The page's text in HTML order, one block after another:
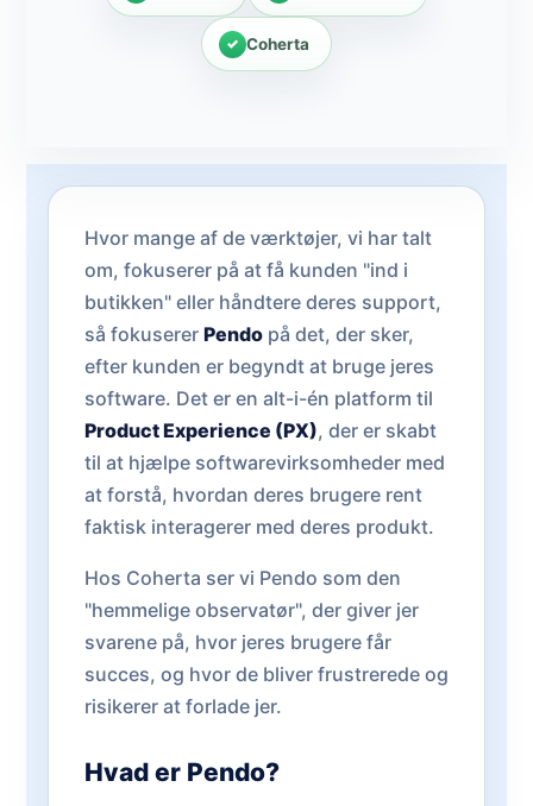
Coherta
Hvor mange af de værktøjer, vi har talt
om, fokuserer på at få kunden "ind i
butikken" eller håndtere deres support,
så fokuserer Pendo på det, der sker,
efter kunden er begyndt at bruge jeres
software. Det er en alt-i-én platform til
Product Experience (PX), der er skabt
til at hjælpe softwarevirksomheder med
at forstå, hvordan deres brugere rent
faktisk interagerer med deres produkt.
Hos Coherta ser vi Pendo som den
"hemmelige observatør", der giver jer
svarene på, hvor jeres brugere får
succes, og hvor de bliver frustrerede og
risikerer at forlade jer.
Hvad er Pendo?